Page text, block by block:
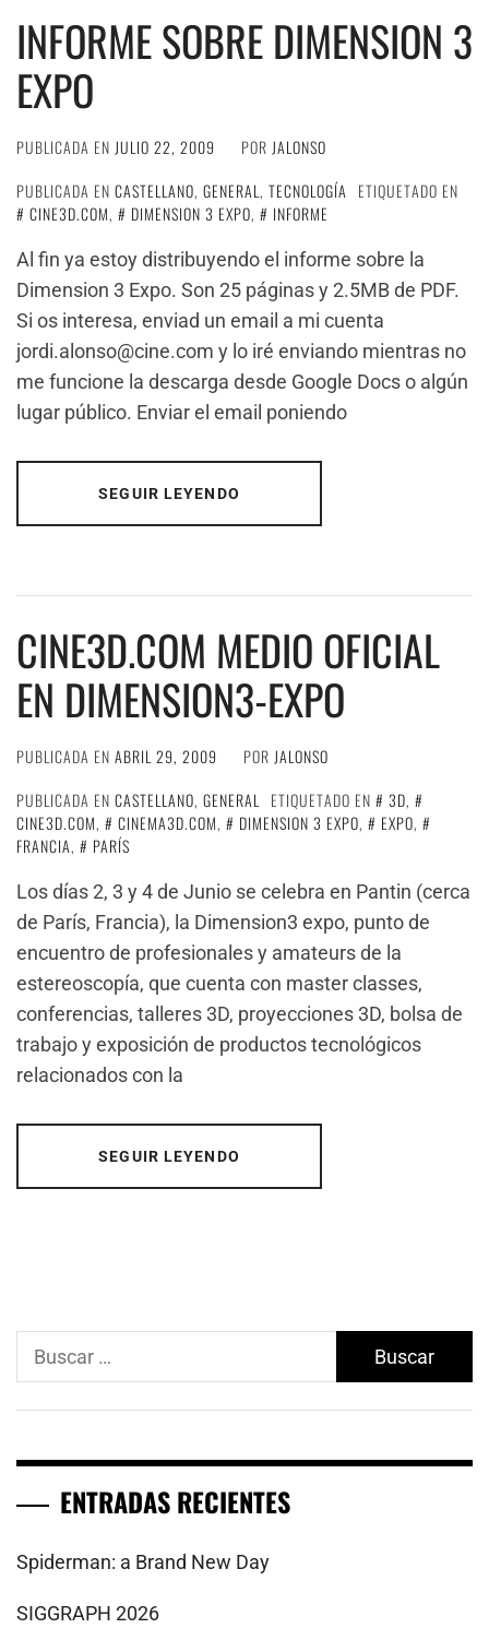
INFORME SOBRE DIMENSION 3
EXPO
PUBLICADA EN JULIO 22, 2009 POR JALONSO
PUBLICADA EN CASTELLANO, GENERAL, TECNOLOGÍA
ETIQUETADO EN
CINE3D.COM, DIMENSION 3 EXPO,
INFORME
Al fin ya estoy distribuyendo el informe sobre la
Dimension 3 Expo. Son 25 páginas y 2.5MB de PDF.
Si os interesa, enviad un email a mi cuenta
jordi.alonso@cine.com y lo iré enviando mientras no
me funcione la descarga desde Google Docs o algún
lugar público. Enviar el email poniendo
SEGUIR LEYENDO
CINE3D.COM MEDIO OFICIAL
EN DIMENSION3-EXPO
PUBLICADA EN ABRIL 29, 2009 POR JALONSO
PUBLICADA EN CASTELLANO, GENERAL ETIQUETADO EN 3D,
CINE3D.COM, CINEMA3D.COM, DIMENSION 3 EXPO, EXPO,
FRANCIA,
PARÍS
Los días 2, 3 y 4 de Junio se celebra en Pantin (cerca
de París, Francia), la Dimension3 expo, punto de
encuentro de profesionales y amateurs de la
estereoscopía, que cuenta con master classes,
conferencias, talleres 3D, proyecciones 3D, bolsa de
trabajo y exposición de productos tecnológicos
relacionados con la
SEGUIR LEYENDO
Buscar:
ENTRADAS RECIENTES
Spiderman: a Brand New Day
SIGGRAPH 2026